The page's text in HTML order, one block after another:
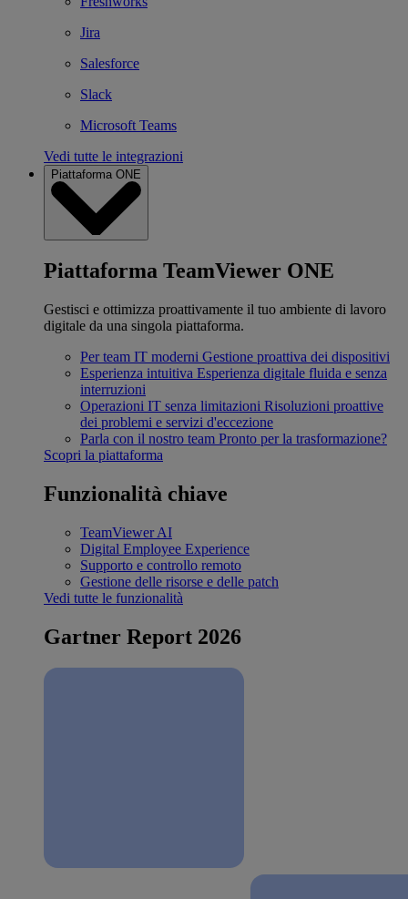
Jira
Salesforce
Slack
Microsoft Teams
Vedi tutte le integrazioni
Piattaforma ONE
Piattaforma TeamViewer ONE
Gestisci e ottimizza proattivamente il tuo ambiente di lavoro
digitale da una singola piattaforma.
Per team IT moderni Gestione proattiva dei dispositivi
Esperienza intuitiva Esperienza digitale fluida e senza
interruzioni
Operazioni IT senza limitazioni Risoluzioni proattive
dei problemi e servizi d'eccezione
Parla con il nostro team Pronto per la trasformazione?
Scopri la piattaforma
Funzionalità chiave
TeamViewer AI
Digital Employee Experience
Supporto e controllo remoto
Gestione delle risorse e delle patch
Vedi tutte le funzionalità
Gartner Report 2026